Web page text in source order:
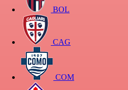
BOL
CAG
COM